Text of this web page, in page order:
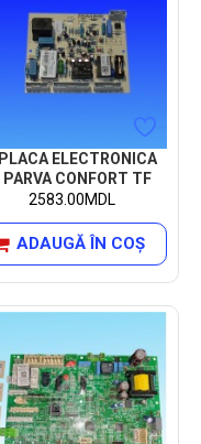
PLACA ELECTRONICA
PARVA CONFORT TF
2583.00MDL
ADAUGĂ ÎN COŞ